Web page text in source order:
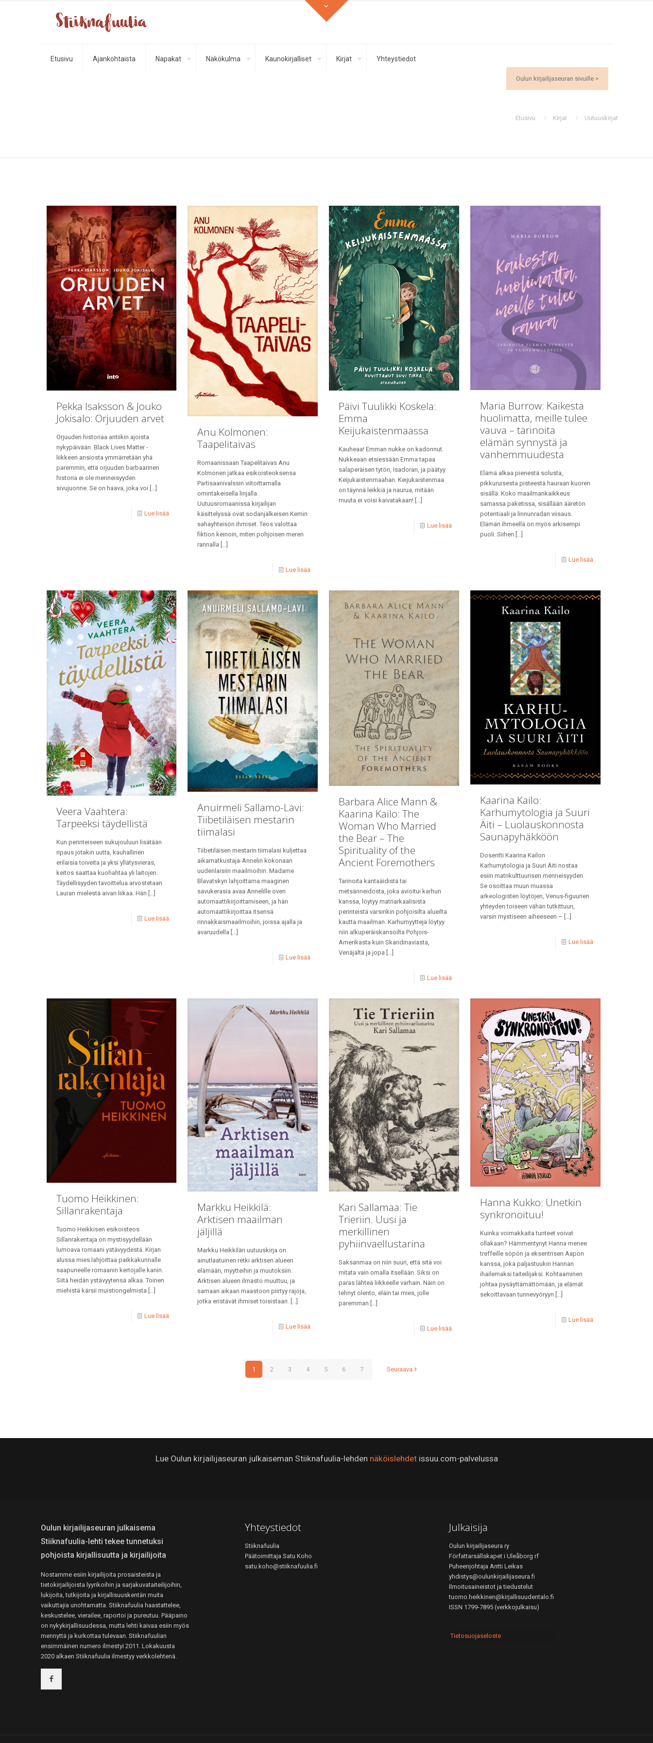
Etusivu Ajankohtaista Napakat Näkökulma Kaunokirjalliset Kirjat Yhteystiedot
Oulun kirjailijaseuran sivuille >
Etusivu Kirjat Uutuuskirjat
Pekka Isaksson & Jouko
Jokisalo: Orjuuden arvet
Orjuuden historiaa antiikin ajoista
nykypäivään. Black Lives Matter -
liikkeen ansiosta ymmärretään yhä
paremmin, että orjuuden barbaarinen
historia ei ole menneisyyden
sivujuonne. Se on haava, joka voi […]
Lue lisää
Anu Kolmonen:
Taapelitaivas
Romaanissaan Taapelitaivas Anu
Kolmonen jatkaa esikoisteoksensa
Partisaanivalssin viitoittamalla
omintakeisella linjalla.
Uutuusromaanissa kirjailijan
käsittelyssä ovat sodanjälkeisen Kemin
sahayhteisön ihmiset. Teos valottaa
fiktion keinoin, miten pohjoisen meren
rannalla
Lue lisää
Päivi Tuulikki Koskela:
Emma
Keijukaistenmaassa
Kauheaa! Emman nukke on kadonnut.
Nukkeaan etsiessään Emma tapaa
salaperäisen tytön, Isadoran, ja päätyy
Keijukaistenmaahan. Keijukaistenmaa
on täynnä leikkiä ja naurua, mitään
muuta ei voisi kaivatakaan! […]
Lue lisää
Maria Burrow: Kaikesta
huolimatta, meille tulee
vauva – tarinoita
elämän synnystä ja
vanhemmuudesta
Elämä alkaa pienestä solusta,
pikkuruisesta pisteestä hauraan kuoren
sisällä. Koko maailmankaikkeus
samassa paketissa, sisällään ääretön
potentiaali ja linnunradan viisaus.
Elämän ihmeellä on myös arkisempi
puoli. Siihen […]
Lue lisää
Veera Vaahtera:
Tarpeeksi täydellistä
Kun perinteiseen sukujouluun lisätään
ripaus jotakin uutta, kauhallinen
erilaisia toiveita ja yksi yllätysvieras,
keitos saattaa kuohahtaa yli laitojen.
Täydellisyyden tavoittelua arvostetaan
Lauran mielestä aivan liikaa. Hän […]
Lue lisää
Anuirmeli Sallamo-Lavi:
Tiibetiläisen mestarin
tiimalasi
Tiibetiläisen mestarin tiimalasi kuljettaa
aikamatkustaja-Annelin kokonaan
uudenlaisiin maailmoihin. Madame
Blavatskyn lahjoittama maaginen
savukerasia avaa Annelille oven
automaattikirjoittamiseen, ja hän
automaattikirjoittaa itsensä
rinnakkaismaailmoihin, joissa ajalla ja
avaruudella […]
Lue lisää
Barbara Alice Mann &
Kaarina Kailo: The
Woman Who Married
the Bear – The
Spirituality of the
Ancient Foremothers
Tarinoita kantaäidistä tai
metsänneidosta, joka avioitui karhun
kanssa, löytyy matriarkaalisista
perinteistä varsinkin pohjoisilta alueilta
kautta maailman. Karhumyyttejä löytyy
niin alkuperäiskansoilta Pohjois-
Amerikasta kuin Skandinaviasta,
Venäjältä ja jopa […]
Lue lisää
Kaarina Kailo:
Karhumytologia ja Suuri
Äiti – Luolauskonnosta
Saunapyhäkköön
Dosentti Kaarina Kailon
Karhumytologia ja Suuri Äiti nostaa
esiin matrikulttuurisen menneisyyden.
Se osoittaa muun muassa
arkeologisten löytöjen, Venus-figuurien
yhteyden toiseen vähän tutkittuun,
varsin mystiseen aiheeseen – […]
Lue lisää
Tuomo Heikkinen:
Sillanrakentaja
Tuomo Heikkisen esikoisteos
Sillanrakentaja on mystisyydellään
lumoava romaani ystävyydestä. Kirjan
alussa mies lahjoittaa paikkakunnalle
saapuneelle romaanin kertojalle kanin.
Siitä heidän ystävyytensä alkaa. Toinen
miehistä kärsii muistiongelmista
Lue lisää
Markku Heikkilä:
Arktisen maailman
jäljillä
Markku Heikkilän uutuuskirja on
ainutlaatuinen retki arktisen alueen
elämään, myytteihin ja muutoksiin.
Arktisen alueen ilmasto muuttuu, ja
samaan aikaan maastoon piirtyy rajoja,
jotka eristävät ihmiset toisistaan. […]
Lue lisää
Kari Sallamaa: Tie
Trieriin. Uusi ja
merkillinen
pyhiinvaellustarina
Saksanmaa on niin suuri, että sitä voi
mitata vain omalla itsellään. Siksi on
paras lähteä liikkeelle varhain. Näin on
tehnyt olento, eläin tai mies, jolle
paremman […]
Lue lisää
Hanna Kukko: Unetkin
synkronoituu!
Kuinka voimakkaita tunteet voivat
ollakaan? Hämmentynyt Hanna menee
treffeille söpön ja eksentrisen Aapon
kanssa, joka paljastuukin Hannan
ihailemaksi taiteilijaksi. Kohtaaminen
johtaa pysäyttämättömään, ja elämät
sekoittavaan tunnevyöryyn […]
Lue lisää
1 2 3 4 5 6 7 Seuraava
Lue Oulun kirjailijaseuran julkaiseman Stiiknafuulia-lehden näköislehdetissuu.com-palvelussa
Oulun kirjailijaseuran julkaisema
Stiiknafuulia-lehti tekee tunnetuksi
pohjoista kirjallisuutta ja kirjailijoita
Nostamme esiin kirjailijoita prosaisteista ja
tietokirjailijoista lyyrikoihin ja sarjakuvataiteilijoihin,
lukijoita, tutkijoita ja kirjallisuuskentän muita
vaikuttajia unohtamatta. Stiiknafuulia haastattelee,
keskustelee, vierailee, raportoi ja pureutuu. Pääpaino
on nykykirjallisuudessa, mutta lehti kaivaa esiin myös
mennyttä ja kurkottaa tulevaan. Stiiknafuulian
ensimmäinen numero ilmestyi 2011. Lokakuusta
2020 alkaen Stiiknafuulia ilmestyy verkkolehtenä.
Yhteystiedot
Stiiknafuulia
Päätoimittaja Satu Koho
satu.koho@stiiknafuulia.fi
Julkaisija
Oulun kirjailijaseura ry
Författarsällskapet i Uleåborg rf
Puheenjohtaja Antti Leikas
yhdistys@oulunkirjailijaseura.fi
Ilmoitusaineistot ja tiedustelut
tuomo.heikkinen@kirjallisuudentalo.fi
ISSN 1799-7895 (verkkojulkaisu)
Tietosuojaseloste